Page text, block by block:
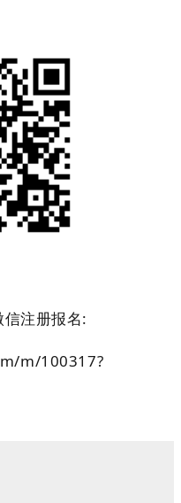
注册报名:
m/100317?